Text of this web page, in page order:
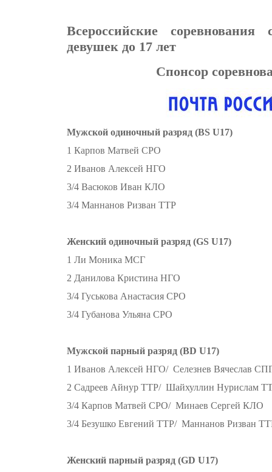
Всероссийские
девушек до 17 лет
Спонсор
Мужской одиночный разряд (BS U17)
1 Карпов Матвей СРО
2 Иванов Алексей НГО
3/4 Васюков Иван КЛО
3/4 Маннанов Ризван ТТР
Женский одиночный разряд (GS U17)
1 Ли Моника МСГ
2 Данилова Кристина НГО
3/4 Гуськова Анастасия СРО
3/4 Губанова Ульяна СРО
Мужской парный разряд (BD U17)
1 Иванов Алексей НГО/ Селезнев Вячеслав
2 Садреев Айнур ТТР/ Шайхуллин Нурислам
3/4 Карпов Матвей СРО/ Минаев Сергей КЛО
3/4 Безушко Евгений ТТР/ Маннанов Ризван
Женский парный разряд (GD U17)